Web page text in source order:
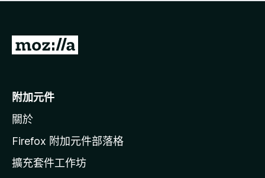
有
前
o
i
l
a
附加元件
關於
Firefox 附加元件部落格
擴充套件工作坊